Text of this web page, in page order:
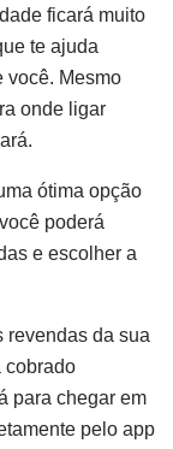
ficará muito
te ajuda
você. Mesmo
onde ligar
ótima opção
poderá
e escolher a
revendas da sua
cobrado
para chegar em
pelo app